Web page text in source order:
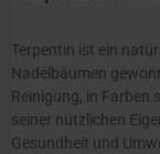
Terpentin ist ein
Nadelbäumen
Reinigung, in Farben
seiner nützlichen
Gesundheit und